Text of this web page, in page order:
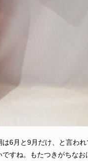
6月と9月だけ、と言わ
すね。もたつきがちなお